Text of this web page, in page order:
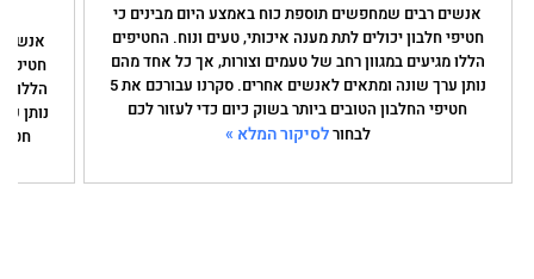
אנשים רבים שמחפשים תוספת כוח באמצע היום מבינים כי
חטיפי חלבון יכולים לתת מענה איכותי, טעים ונוח. החטיפים
הללו מגיעים במגוון רחב של טעמים וצורות, אך כל אחד מהם
נותן ערך שונה ומתאים לאנשים אחרים. סקרנו עבורכם את 5
חטיפי החלבון הטובים ביותר בשוק כיום כדי לעזור לכם
לבחורלסיקור המלא »
חטיפי
הללו